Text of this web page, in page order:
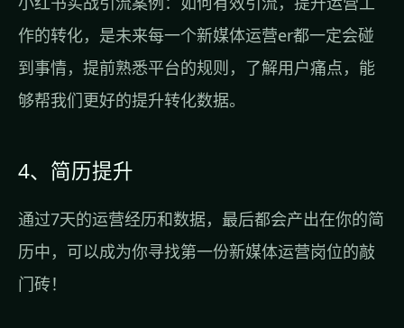
作的转化，是未来每一个新媒体运营er都一定会碰
到事情，提前熟悉平台的规则，了解用户痛点，能
够帮我们更好的提升转化数据。
4、简历提升
通过7天的运营经历和数据，最后都会产出在你的简
历中，可以成为你寻找第一份新媒体运营岗位的敲
门砖！